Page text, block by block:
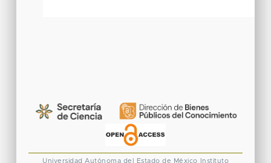
Universidad Autónoma del Estado de México Instituto